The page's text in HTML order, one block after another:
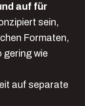
auf für
sein,
Formaten,
gering wie
auf separate